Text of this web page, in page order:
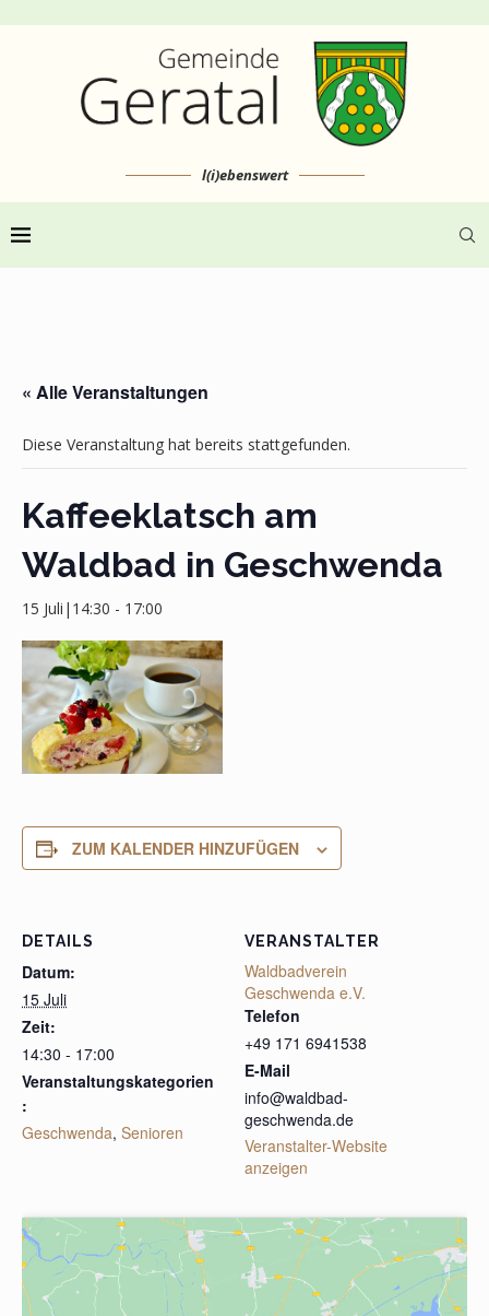
l(i)ebenswert
« Alle Veranstaltungen
Diese Veranstaltung hat bereits stattgefunden.
Kaffeeklatsch am
Waldbad in Geschwenda
15 Juli|14:30 - 17:00
ZUM KALENDER HINZUFÜGEN
DETAILS
Datum:
15 Juli
Zeit:
14:30 - 17:00
Veranstaltungskategorien
:
Geschwenda, Senioren
VERANSTALTER
Waldbadverein
Geschwenda e.V.
Telefon
+49 171 6941538
E-Mail
info@waldbad-
geschwenda.de
Veranstalter-Website
anzeigen